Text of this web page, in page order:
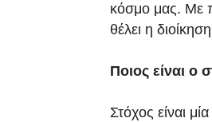
κόσμο μας. Με
θέλει η
Ποιος είναι ο
Στόχος είναι